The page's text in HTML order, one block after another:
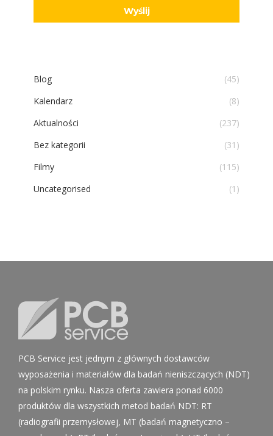
Blog
(45)
Kalendarz
(8)
Aktualności
(237)
Bez kategorii
(31)
Filmy
(115)
Uncategorised
(1)
PCB Service jest jednym z głównych dostawców
wyposażenia i materiałów dla badań nieniszczących (NDT)
na polskim rynku. Nasza oferta zawiera ponad 6000
produktów dla wszystkich metod badań NDT: RT
(radiografii przemysłowej, MT (badań magnetyczno –